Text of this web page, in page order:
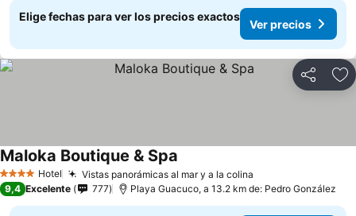
Elige fechas para ver los precios exactos
Ver precios
Compartir
4 EstrellasHotel Vistas panorámicas al mar y a la colina
Maloka Boutique & Spa
9,4 Excelente 777 Playa Guacuco, a 13.2 km de: Pedro González